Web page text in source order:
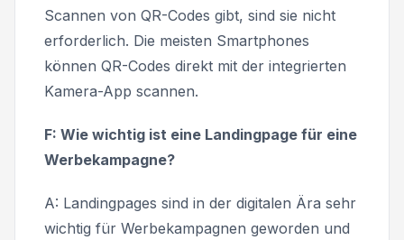
Scannen von QR-Codes gibt, sind sie nicht
erforderlich. Die meisten Smartphones
können QR-Codes direkt mit der integrierten
Kamera-App scannen.
F: Wie wichtig ist eine Landingpage für eine
Werbekampagne?
A: Landingpages sind in der digitalen Ära sehr
wichtig für Werbekampagnen geworden und